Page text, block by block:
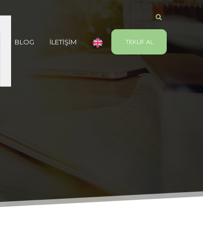
BLOG İLETİŞİM TEKLİF AL